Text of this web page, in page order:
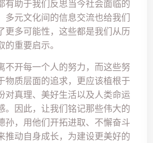
有助于我们反思当今社会面临的
多元文化间的信息交流也给我们
更多可能性，这些都是我们从历
的重要启示。
不开每一个人的努力，而这些努
物质层面的追求，更应该植根于
对真理、美好生活以及人类命运
。因此，让我们铭记那些伟大的
孙，用他们开拓进取、不懈奋斗
推动自身成长，为建设更美好的